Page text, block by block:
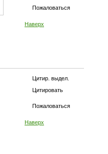
Пожаловаться
Наверх
Цитир. выдел.
Цитировать
Пожаловаться
Наверх